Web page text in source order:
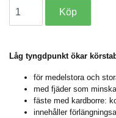
Låg tyngdpunkt ökar
för medelstora och
med fjäder som
fäste med kardborre:
innehåller